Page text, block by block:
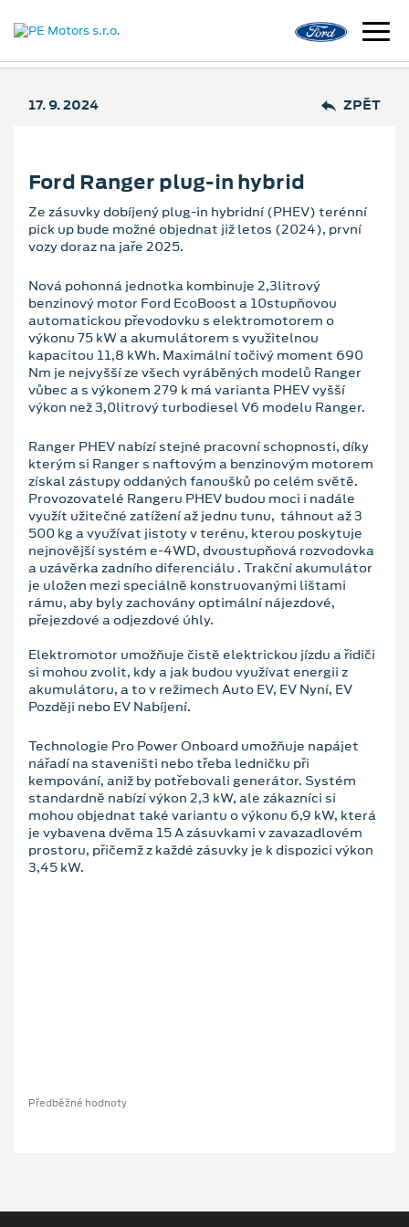
17. 9. 2024 ZPĚT
Ford Ranger plug-in hybrid
Ze zásuvky dobíjený plug-in hybridní (PHEV) terénní
pick up bude možné objednat již letos (2024), první
vozy doraz na jaře 2025.
Nová pohonná jednotka kombinuje 2,3litrový
benzinový motor Ford EcoBoost a 10stupňovou
automatickou převodovku s elektromotorem o
výkonu 75 kW a akumulátorem s využitelnou
kapacitou 11,8 kWh. Maximální točivý moment 690
Nm je nejvyšší ze všech vyráběných modelů Ranger
vůbec a s výkonem 279 k má varianta PHEV vyšší
výkon než 3,0litrový turbodiesel V6 modelu Ranger.
Ranger PHEV nabízí stejné pracovní schopnosti, díky
kterým si Ranger s naftovým a benzinovým motorem
získal zástupy oddaných fanoušků po celém světě.
Provozovatelé Rangeru PHEV budou moci i nadále
využít užitečné zatížení až jednu tunu, táhnout až 3
500 kg a využívat jistoty v terénu, kterou poskytuje
nejnovější systém e-4WD, dvoustupňová rozvodovka
a uzávěrka zadního diferenciálu . Trakční akumulátor
je uložen mezi speciálně konstruovanými lištami
rámu, aby byly zachovány optimální nájezdové,
přejezdové a odjezdové úhly.
Elektromotor umožňuje čistě elektrickou jízdu a řidiči
si mohou zvolit, kdy a jak budou využívat energii z
akumulátoru, a to v režimech Auto EV, EV Nyní, EV
Později nebo EV Nabíjení.
Technologie Pro Power Onboard umožňuje napájet
nářadí na staveništi nebo třeba ledničku při
kempování, aniž by potřebovali generátor. Systém
standardně nabízí výkon 2,3 kW, ale zákazníci si
mohou objednat také variantu o výkonu 6,9 kW, která
je vybavena dvěma 15 A zásuvkami v zavazadlovém
prostoru, přičemž z každé zásuvky je k dispozici výkon
3,45 kW.
Předběžné hodnoty